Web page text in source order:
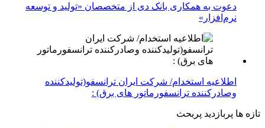
دعوت به همکاری بانک دی از متخصصان «تولید و توسعه
نرم‌افزار»
اطلاعیه استخدام/ شرکت ایران ترانسفو(تولیدکننده
وصادرکننده ترانسفورماتور های برق) :
تازه ها پربازدید پربحث